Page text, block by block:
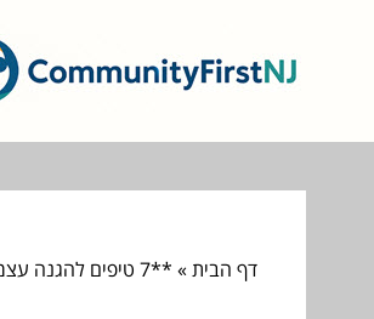
דף הבית» **7 טיפים להגנה עצמית שכל אחד חייב להכיר**